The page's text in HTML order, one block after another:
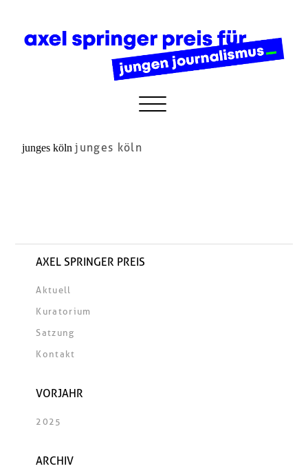
junges kölnjunges köln
AXEL SPRINGER PREIS
Aktuell
Kuratorium
Satzung
Kontakt
VORJAHR
2025
ARCHIV